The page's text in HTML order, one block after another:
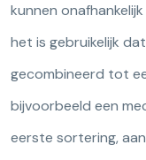
kunnen
het is gebruikelijk
gecombineerd tot
bijvoorbeeld een
eerste sortering,